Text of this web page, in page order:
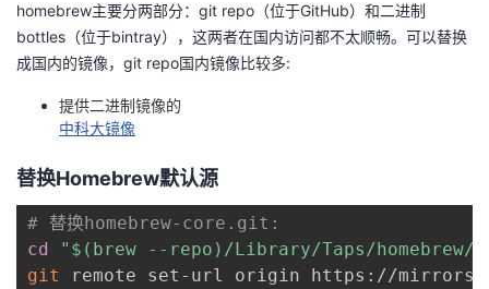
主
的
者
我
homebrew主要分两部分：git repo（位于GitHub）和二进制
bottles（位于bintray），这两者在国内访问都不太顺畅。可以替换
成国内的镜像，git repo国内镜像比较多:
提供二进制镜像的
中科大镜像
替换Homebrew默认源
# 替换homebrew-core.git:
cd
" $( brew --repo ) /Library/Taps/homebrew/
git
remote set-url origin https://